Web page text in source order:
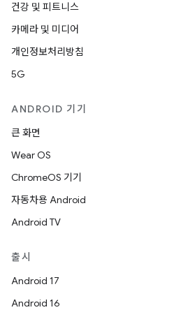
건강 및 피트니스
카메라 및 미디어
개인정보처리방침
5G
ANDROID 기기
큰 화면
Wear OS
ChromeOS 기기
자동차용 Android
Android TV
출시
Android 17
Android 16